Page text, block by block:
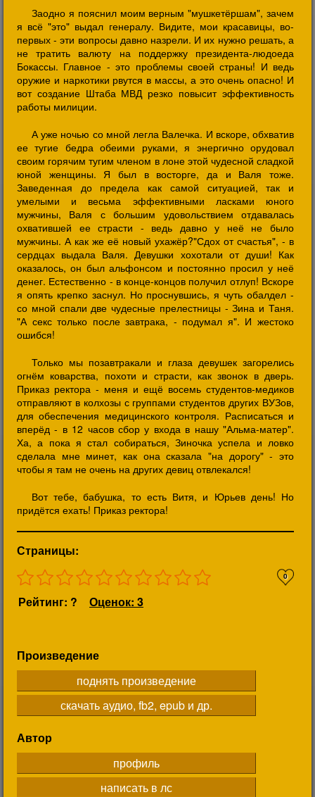
Заодно я пояснил моим верным "мушкетёршам", зачем
я всё "это" выдал генералу. Видите, мои красавицы, во-
первых - эти вопросы давно назрели. И их нужно решать, а
не тратить валюту на поддержку президента-людоеда
Бокассы. Главное - это проблемы своей страны! И ведь
оружие и наркотики рвутся в массы, а это очень опасно! И
вот создание Штаба МВД резко повысит эффективность
работы милиции.
А уже ночью со мной легла Валечка. И вскоре, обхватив
ее тугие бедра обеими руками, я энергично орудовал
своим горячим тугим членом в лоне этой чудесной сладкой
юной женщины. Я был в восторге, да и Валя тоже.
Заведенная до предела как самой ситуацией, так и
умелыми и весьма эффективными ласками юного
мужчины, Валя с большим удовольствием отдавалась
охватившей ее страсти - ведь давно у неё не было
мужчины. А как же её новый ухажёр?"Сдох от счастья", - в
сердцах выдала Валя. Девушки хохотали от души! Как
оказалось, он был альфонсом и постоянно просил у неё
денег. Естественно - в конце-концов получил отлуп! Вскоре
я опять крепко заснул. Но проснувшись, я чуть обалдел -
со мной спали две чудесные прелестницы - Зина и Таня.
"А секс только после завтрака, - подумал я". И жестоко
ошибся!
Только мы позавтракали и глаза девушек загорелись
огнём коварства, похоти и страсти, как звонок в дверь.
Приказ ректора - меня и ещё восемь студентов-медиков
отправляют в колхозы с группами студентов других ВУЗов,
для обеспечения медицинского контроля. Расписаться и
вперёд - в 12 часов сбор у входа в нашу "Альма-матер".
Ха, а пока я стал собираться, Зиночка успела и ловко
сделала мне минет, как она сказала "на дорогу" - это
чтобы я там не очень на других девиц отвлекался!
Вот тебе, бабушка, то есть Витя, и Юрьев день! Но
придётся ехать! Приказ ректора!
Страницы:
0
Рейтинг: ? Оценок: 3
Произведение
поднять произведение
скачать аудио, fb2, epub и др.
Автор
профиль
написать в лс